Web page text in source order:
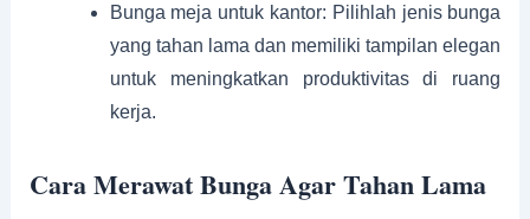
Bunga meja untuk kantor: Pilihlah jenis bunga
yang tahan lama dan memiliki tampilan elegan
untuk meningkatkan produktivitas di ruang
kerja.
Cara Merawat Bunga Agar Tahan Lama